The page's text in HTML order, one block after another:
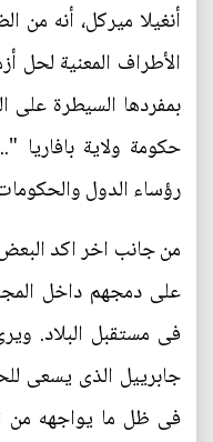
أنغيلا ميركل، أنه من
الأطراف المعنية لحل
بمفردها السيطرة
حكومة ولاية بافاريا
رؤساء الدول
من جانب اخر اكد البعض
على دمجهم داخل
فى مستقبل البلاد.
جابرييل الذى يسعى
فى ظل ما يواجهه من